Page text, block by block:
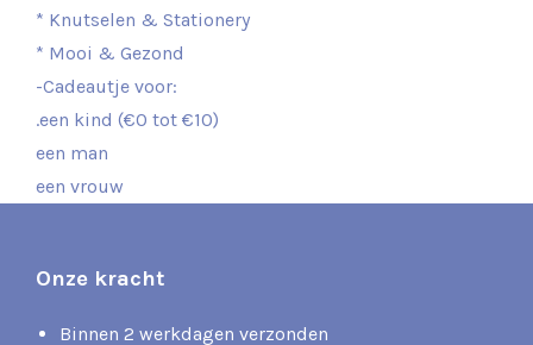
* Knutselen & Stationery
* Mooi & Gezond
-Cadeautje voor:
.een kind (€0 tot €10)
een man
een vrouw
Onze kracht
Binnen 2 werkdagen verzonden